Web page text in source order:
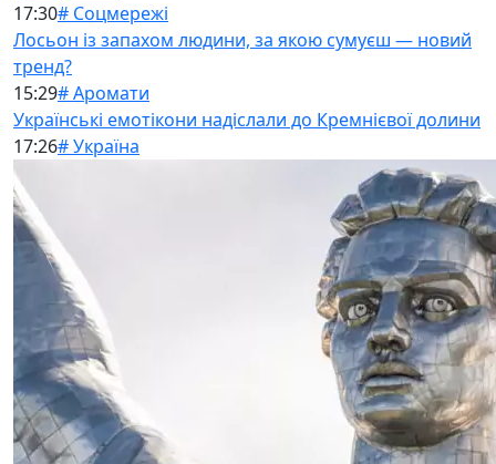
17:30# Соцмережі
Лосьон із запахом людини, за якою сумуєш — новий
тренд?
15:29# Аромати
Українські емотікони надіслали до Кремнієвої долини
17:26# Україна